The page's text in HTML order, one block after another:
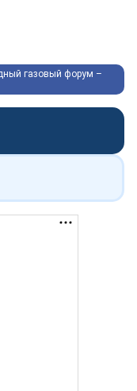
газовый форум –